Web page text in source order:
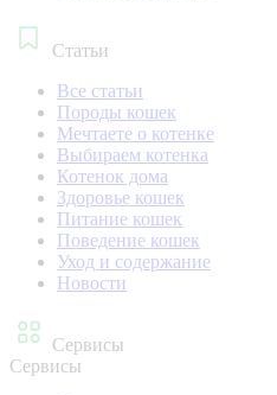
Статьи
Все статьи
Породы кошек
Мечтаете о котенке
Выбираем котенка
Котенок дома
Здоровье кошек
Питание кошек
Поведение кошек
Уход и содержание
Новости
Сервисы
Сервисы